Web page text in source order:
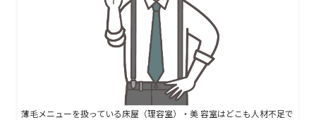
薄毛メニューを扱っている床屋（理容室）・美 容室はどこも人材不足で